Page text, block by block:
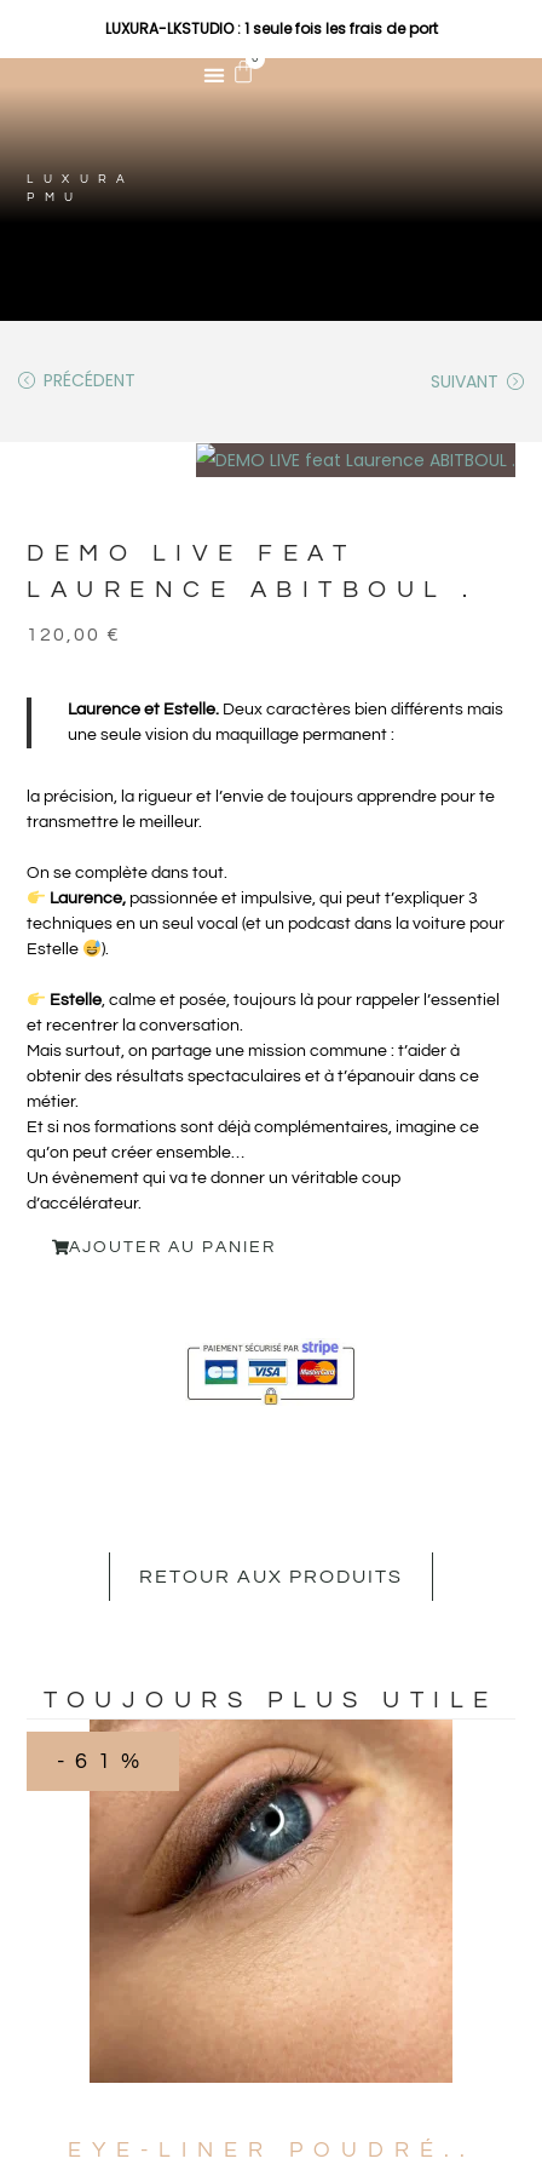
LUXURA-LKSTUDIO : 1 seule fois les frais de port
LUXURA
PMU
0
PRÉCÉDENT SUIVANT
DEMO LIVE FEAT
LAURENCE ABITBOUL .
120,00 €
Laurence et Estelle. Deux caractères bien différents mais
une seule vision du maquillage permanent :
la précision, la rigueur et l’envie de toujours apprendre pour te
transmettre le meilleur.
On se complète dans tout.
Laurence, passionnée et impulsive, qui peut t’expliquer 3
techniques en un seul vocal (et un podcast dans la voiture pour
Estelle
).
Estelle, calme et posée, toujours là pour rappeler l’essentiel
et recentrer la conversation.
Mais surtout, on partage une mission commune : t’aider à
obtenir des résultats spectaculaires et à t’épanouir dans ce
métier.
Et si nos formations sont déjà complémentaires, imagine ce
qu’on peut créer ensemble…
Un évènement qui va te donner un véritable coup
d’accélérateur.
AJOUTER AU PANIER
RETOUR AUX PRODUITS
TOUJOURS PLUS UTILE
-61%
EYE-LINER POUDRÉ..